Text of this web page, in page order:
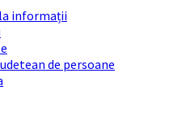
informații
de persoane